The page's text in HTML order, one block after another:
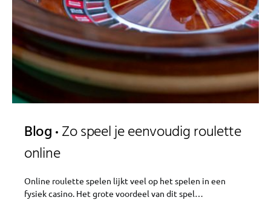
Blog Zo speel je eenvoudig roulette
online
Online roulette spelen lijkt veel op het spelen in een
fysiek casino. Het grote voordeel van dit spel…